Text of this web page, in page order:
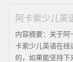
阿卡索少儿英
内容摘要：关于阿
卡索少儿英语在线
的，如果能坚持下